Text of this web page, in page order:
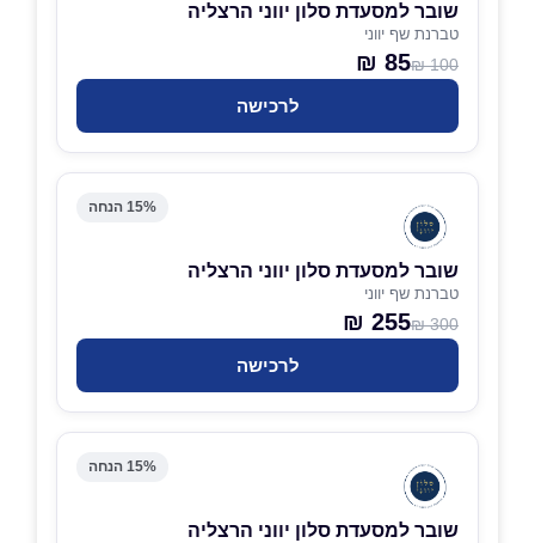
שובר למסעדת סלון יווני הרצליה
טברנת שף יווני
100 ₪
85 ₪
לרכישה
15% הנחה
שובר למסעדת סלון יווני הרצליה
טברנת שף יווני
300 ₪
255 ₪
לרכישה
15% הנחה
שובר למסעדת סלון יווני הרצליה